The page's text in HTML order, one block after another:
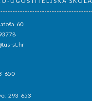
60
st.hr
650
293 653